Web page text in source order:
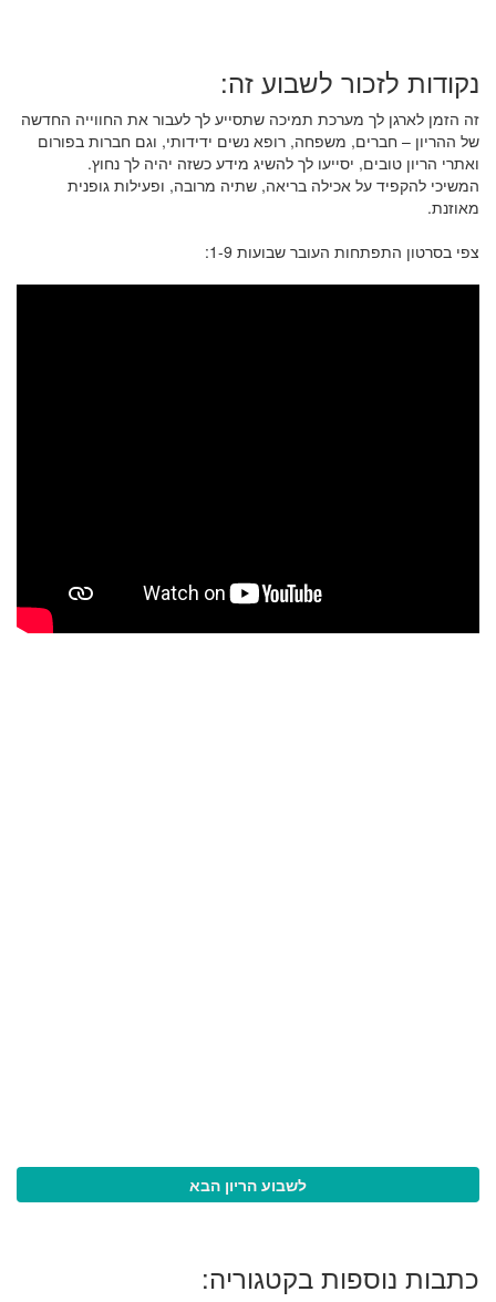
נקודות לזכור לשבוע זה:
זה הזמן לארגן לך מערכת תמיכה שתסייע לך לעבור את החווייה החדשה
של ההריון – חברים, משפחה, רופא נשים ידידותי, וגם חברות בפורום
ואתרי הריון טובים, יסייעו לך להשיג מידע כשזה יהיה לך נחוץ.
המשיכי להקפיד על אכילה בריאה, שתיה מרובה, ופעילות גופנית
מאוזנת.
צפי בסרטון התפתחות העובר שבועות 1-9:
לשבוע הריון הבא
כתבות נוספות בקטגוריה: